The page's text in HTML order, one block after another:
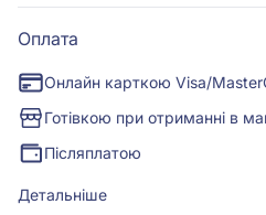
Оплата
Онлайн карткою Visa/
Готівкою при отриманні в
Післяплатою
Детальніше